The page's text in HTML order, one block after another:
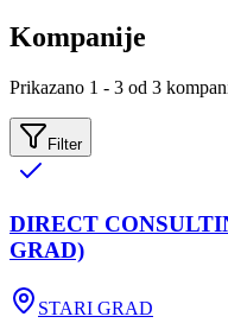
Kompanije
Prikazano 1 - 3 od 3
Filter
DIRECT
GRAD)
STARI GRAD